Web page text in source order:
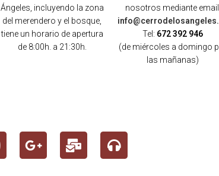
Ángeles, incluyendo la zona
del merendero y el bosque,
tiene un horario de apertura
de 8:00h. a 21:30h.
nosotros mediante
Tel: 672 392 946
(de miércoles a domingo
las mañanas)